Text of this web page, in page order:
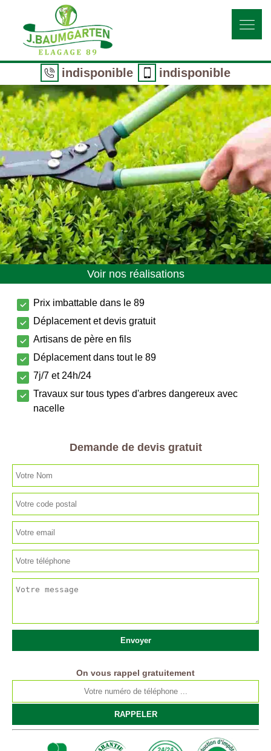
indisponible indisponible
Voir nos réalisations
Prix imbattable dans le 89
Déplacement et devis gratuit
Artisans de père en fils
Déplacement dans tout le 89
7j/7 et 24h/24
Travaux sur tous types d'arbres dangereux avec
nacelle
Demande de devis gratuit
On vous rappel gratuitement